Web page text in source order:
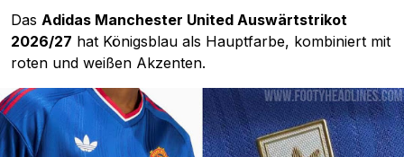
Das Adidas Manchester United Auswärtstrikot
2026/27 hat Königsblau als Hauptfarbe, kombiniert mit
roten und weißen Akzenten.